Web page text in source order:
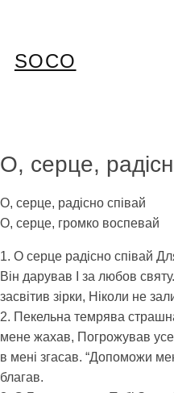
SOCO
О, серце,
О, серце, радісно співай
О, серце, громко воспевай
1. О серце радісно співай
Він дарував І за любов
засвітив зірки, Ніколи не
2. Пекельна темрява
мене жахав, Погрожував
в мені згасав. “Допоможи
благав.